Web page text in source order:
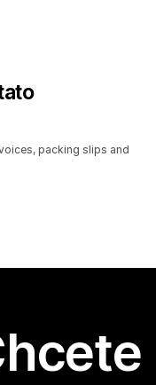
packing slips and